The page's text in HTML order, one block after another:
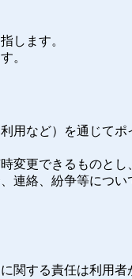
します。
。
など）を通じてポ
更できるものとし
連絡、紛争等につい
関する責任は利用者